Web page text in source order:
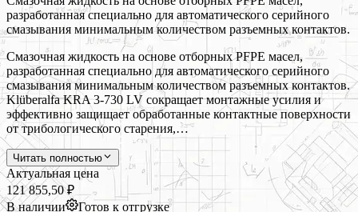
разработанная специально для автоматического серийного
смазывания минимальным количеством разъемных контактов.
Смазочная жидкость на основе отборных PFPE масел,
разработанная специально для автоматического серийного
смазывания минимальным количеством разъемных контактов.
Klüberalfa KRA 3-730 LV сокращает монтажные усилия и
эффективно защищает обработанные контактные поверхности
от трибологического старения,…
Читать полностью
Актуальная цена
121 855,50 ₽
В наличии
Готов к отгрузке